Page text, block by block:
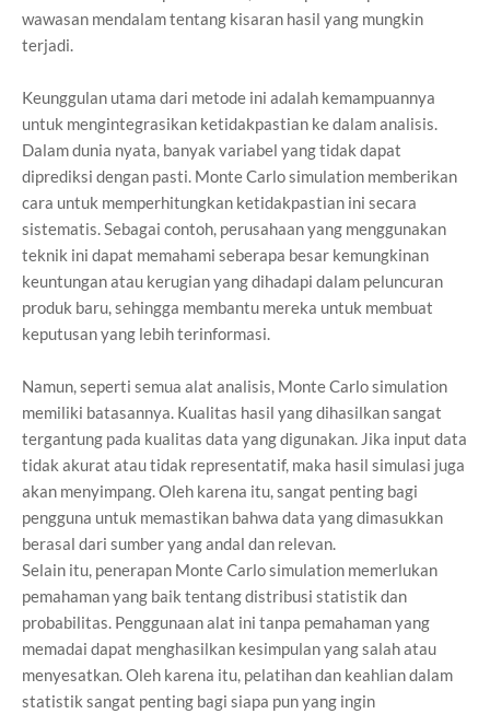
wawasan mendalam tentang kisaran hasil yang mungkin
terjadi.
Keunggulan utama dari metode ini adalah kemampuannya
untuk mengintegrasikan ketidakpastian ke dalam analisis.
Dalam dunia nyata, banyak variabel yang tidak dapat
diprediksi dengan pasti. Monte Carlo simulation memberikan
cara untuk memperhitungkan ketidakpastian ini secara
sistematis. Sebagai contoh, perusahaan yang menggunakan
teknik ini dapat memahami seberapa besar kemungkinan
keuntungan atau kerugian yang dihadapi dalam peluncuran
produk baru, sehingga membantu mereka untuk membuat
keputusan yang lebih terinformasi.
Namun, seperti semua alat analisis, Monte Carlo simulation
memiliki batasannya. Kualitas hasil yang dihasilkan sangat
tergantung pada kualitas data yang digunakan. Jika input data
tidak akurat atau tidak representatif, maka hasil simulasi juga
akan menyimpang. Oleh karena itu, sangat penting bagi
pengguna untuk memastikan bahwa data yang dimasukkan
berasal dari sumber yang andal dan relevan.
Selain itu, penerapan Monte Carlo simulation memerlukan
pemahaman yang baik tentang distribusi statistik dan
probabilitas. Penggunaan alat ini tanpa pemahaman yang
memadai dapat menghasilkan kesimpulan yang salah atau
menyesatkan. Oleh karena itu, pelatihan dan keahlian dalam
statistik sangat penting bagi siapa pun yang ingin